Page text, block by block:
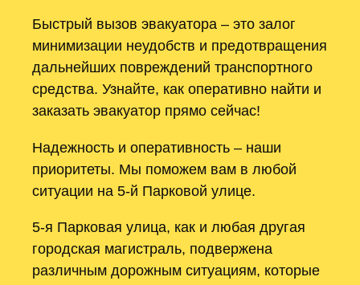
Быстрый вызов эвакуатора – это залог
минимизации неудобств и предотвращения
дальнейших повреждений транспортного
средства. Узнайте, как оперативно найти и
заказать эвакуатор прямо сейчас!
Надежность и оперативность – наши
приоритеты. Мы поможем вам в любой
ситуации на 5-й Парковой улице.
5-я Парковая улица, как и любая другая
городская магистраль, подвержена
различным дорожным ситуациям, которые